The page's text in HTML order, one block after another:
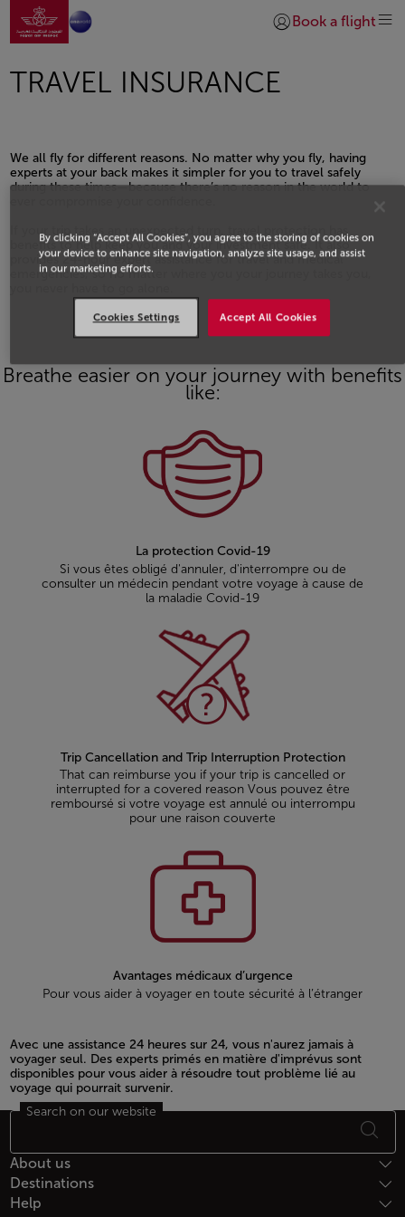
Skip to Main Content
Go to home page
Login | Join)
Book a flight
TRAVEL INSURANCE
We all fly for different reasons. No matter why you fly, having
experts at your back makes it simpler for you to travel safely
during these times—because there’s no reason in the world to
If your trip takes an unexpected turn, travel protection has
benefits to help keep you and your investment safe. It also
provides 24-hour expert assistance for travel and medical
emergencies, so no matter where you your journey takes you,
Open in a new window
Breathe easier on your journey with benefits
like:
La protection Covid-19
Si vous êtes obligé d'annuler, d'interrompre ou de
consulter un médecin pendant votre voyage à cause de
la maladie Covid-19
Trip Cancellation and Trip Interruption Protection
That can reimburse you if your trip is cancelled or
interrupted for a covered reason Vous pouvez être
remboursé si votre voyage est annulé ou interrompu
pour une raison couverte
Avantages médicaux d’urgence
Pour vous aider à voyager en toute sécurité à l’étranger
Avec une assistance 24 heures sur 24, vous n'aurez jamais à
voyager seul. Des experts primés en matière d'imprévus sont
disponibles pour vous aider à résoudre tout problème lié au
voyage qui pourrait survenir.
Open in a new window
Footer Sitemap
Search on our website
About us
Destinations
Help
By clicking “Accept All Cookies”, you agree to the storing of cookies on
your device to enhance site navigation, analyze site usage, and assist
in our marketing efforts.
Accept All Cookies
Cookies Settings